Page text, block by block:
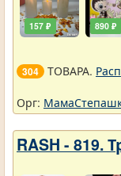
157 ₽ 890 ₽
304 ТОВАРА.
Орг:
RASH - 819.